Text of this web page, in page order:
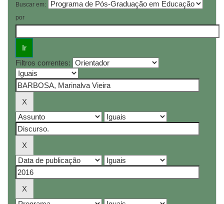
Buscar em:
por
Filtros correntes: